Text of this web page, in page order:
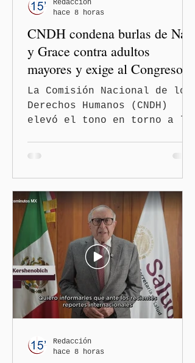
CNDH condena burlas de Nay
y Grace contra adultos
mayores y exige al Congreso
frenar discursos
discriminatorios
La Comisión Nacional de los
Derechos Humanos (CNDH)
elevó el tono en torno a la
Bojalil y Elvia Graciela
"Grace" Palomares Ramírez,
al considerar que los
comentarios que emitieron
en el podcast "DesCasadas"
contra las personas adultas
mayores no pueden
justificarse como una
simple opinión o una broma.
Redacción
hace 8 horas
Redacción
hace 8 horas